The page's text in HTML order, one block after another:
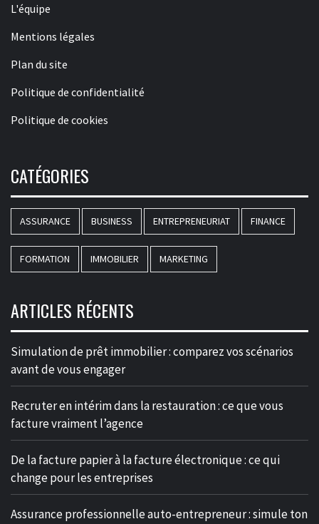
L'équipe
Mentions légales
Plan du site
Politique de confidentialité
Politique de cookies
CATÉGORIES
ASSURANCE BUSINESS ENTREPRENEURIAT FINANCE
FORMATION IMMOBILIER MARKETING
ARTICLES RÉCENTS
Simulation de prêt immobilier : comparez vos scénarios
avant de vous engager
Recruter en intérim dans la restauration : ce que vous
facture vraiment l’agence
De la facture papier à la facture électronique : ce qui
change pour les entreprises
Assurance professionnelle auto-entrepreneur : simule ton